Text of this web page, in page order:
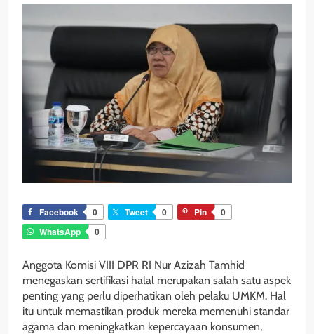
Facebook 0 Tweet 0 Pin
0
WhatsApp
0
Anggota Komisi VIII DPR RI Nur Azizah Tamhid
menegaskan sertifikasi halal merupakan salah satu aspek
penting yang perlu diperhatikan oleh pelaku UMKM. Hal
itu untuk memastikan produk mereka memenuhi standar
agama dan meningkatkan kepercayaan konsumen,